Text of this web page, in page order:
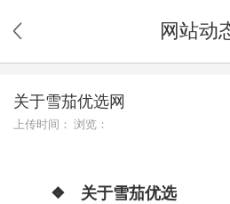
网站动
关于雪茄优选网
上传时间： 浏览：
❖ 关于雪茄优选